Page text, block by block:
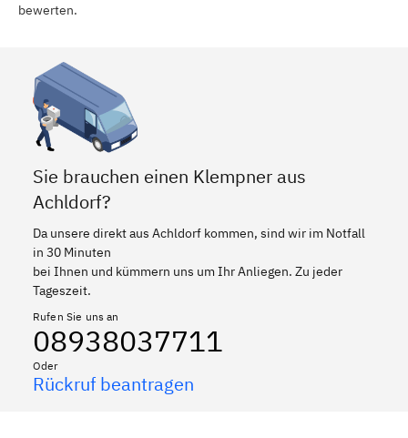
bewerten.
Sie brauchen einen Klempner aus
Achldorf?
Da unsere direkt aus Achldorf kommen, sind wir im Notfall
in 30 Minuten
bei Ihnen und kümmern uns um Ihr Anliegen. Zu jeder
Tageszeit.
Rufen Sie uns an
08938037711
Oder
Rückruf beantragen